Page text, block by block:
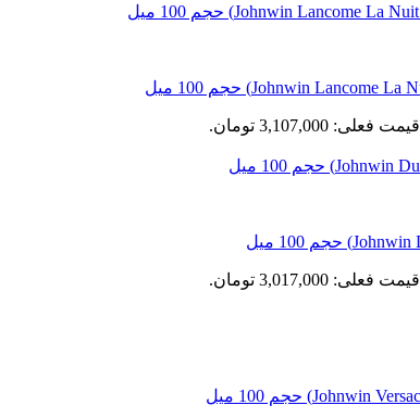
قیمت فعلی: 3,107,000 تومان.
قیمت فعلی: 3,017,000 تومان.